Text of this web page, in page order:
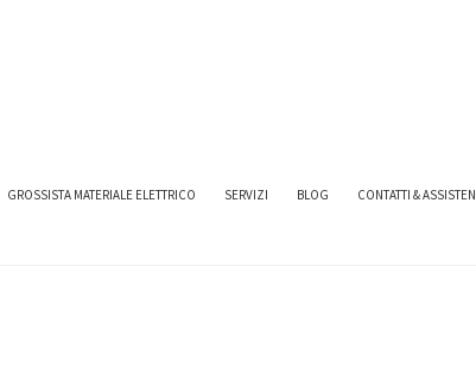
GROSSISTA MATERIALE ELETTRICO SERVIZI BLOG CONTATTI &